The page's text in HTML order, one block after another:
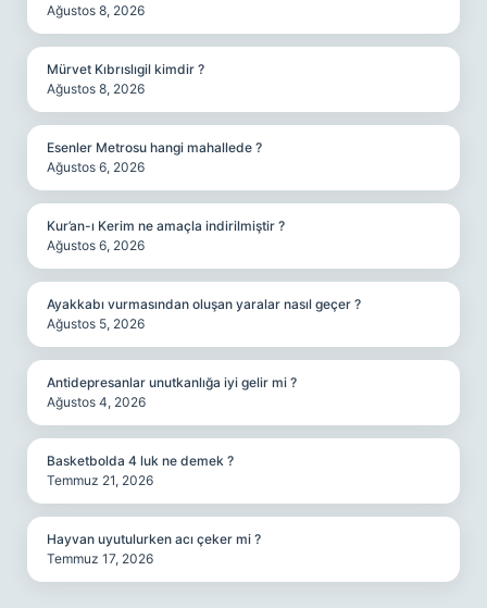
Ağustos 8, 2026
Mürvet Kıbrıslıgil kimdir ?
Ağustos 8, 2026
Esenler Metrosu hangi mahallede ?
Ağustos 6, 2026
Kur’an-ı Kerim ne amaçla indirilmiştir ?
Ağustos 6, 2026
Ayakkabı vurmasından oluşan yaralar nasıl geçer ?
Ağustos 5, 2026
Antidepresanlar unutkanlığa iyi gelir mi ?
Ağustos 4, 2026
Basketbolda 4 luk ne demek ?
Temmuz 21, 2026
Hayvan uyutulurken acı çeker mi ?
Temmuz 17, 2026